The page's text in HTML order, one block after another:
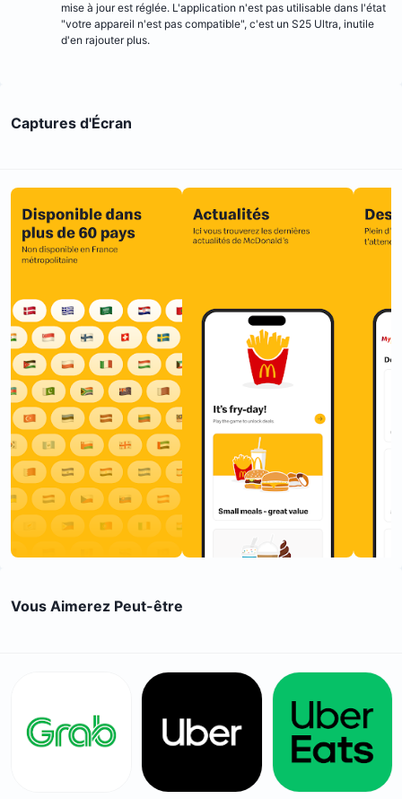
mise à jour est réglée. L'application n'est pas utilisable dans l'état
"votre appareil n'est pas compatible", c'est un S25 Ultra, inutile
d'en rajouter plus.
Captures d'Écran
Vous Aimerez Peut-être